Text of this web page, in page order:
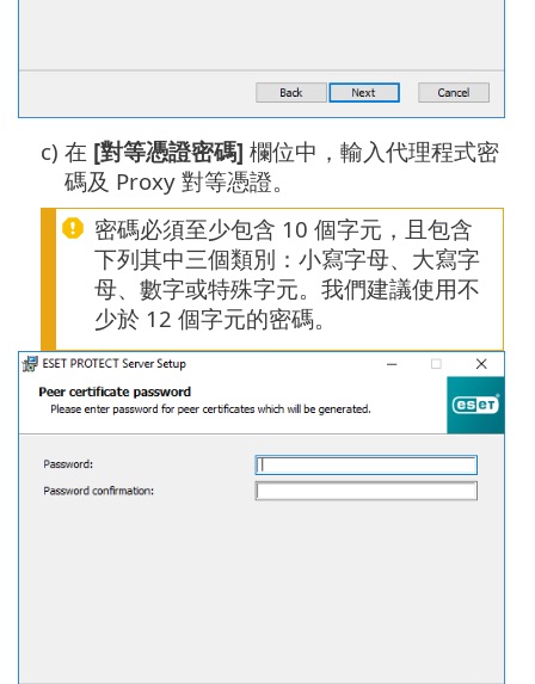
c) 在 [對等憑證密碼] 欄位中，輸入代理程式密
碼及 Proxy 對等憑證。
密碼必須至少包含 10 個字元，且包含
下列其中三個類別：小寫字母、大寫字
母、數字或特殊字元。我們建議使用不
少於 12 個字元的密碼。